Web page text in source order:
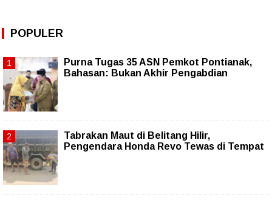
POPULER
Purna Tugas 35 ASN Pemkot Pontianak,
Bahasan: Bukan Akhir Pengabdian
Tabrakan Maut di Belitang Hilir,
Pengendara Honda Revo Tewas di Tempat